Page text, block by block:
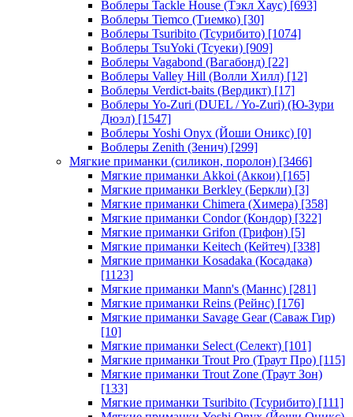
Воблеры Tackle House (Тэкл Хаус) [693]
Воблеры Tiemco (Тиемко) [30]
Воблеры Tsuribito (Тсурибито) [1074]
Воблеры TsuYoki (Тсуеки) [909]
Воблеры Vagabond (Вагабонд) [22]
Воблеры Valley Hill (Волли Хилл) [12]
Воблеры Verdict-baits (Вердикт) [17]
Воблеры Yo-Zuri (DUEL / Yo-Zuri) (Ю-Зури
Дюэл) [1547]
Воблеры Yoshi Onyx (Йоши Оникс) [0]
Воблеры Zenith (Зенич) [299]
Мягкие приманки (силикон, поролон) [3466]
Мягкие приманки Akkoi (Аккои) [165]
Мягкие приманки Berkley (Беркли) [3]
Мягкие приманки Chimera (Химера) [358]
Мягкие приманки Condor (Кондор) [322]
Мягкие приманки Grifon (Грифон) [5]
Мягкие приманки Keitech (Кейтеч) [338]
Мягкие приманки Kosadaka (Косадака)
[1123]
Мягкие приманки Mann's (Маннс) [281]
Мягкие приманки Reins (Рейнс) [176]
Мягкие приманки Savage Gear (Саваж Гир)
[10]
Мягкие приманки Select (Селект) [101]
Мягкие приманки Trout Pro (Траут Про) [115]
Мягкие приманки Trout Zone (Траут Зон)
[133]
Мягкие приманки Tsuribito (Тсурибито) [111]